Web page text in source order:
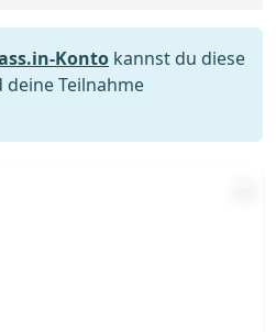
Konto kannst du diese
Teilnahme